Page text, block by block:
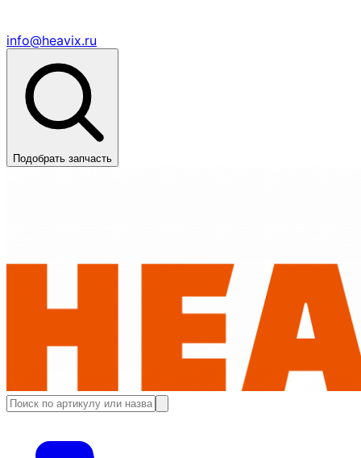
info@heavix.ru
Подобрать запчасть